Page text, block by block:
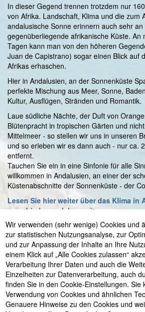
In dieser Gegend trennen trotzdem nur
von Afrika. Landschaft, Klima und die zum
andalusische Sonne erinnern auch sehr
gegenüberliegende afrikanische Küste. An
Tagen kann man von den höheren
Juan de Capistrano) sogar einen Blick auf
Afrikas erhaschen.
Hier in Andalusien, an der Sonnenküste
perfekte Mischung aus Meer, Sonne,
Kultur, Ausflügen, Stränden und Romantik.
Laue südliche Nächte, der Duft von
Blütenpracht in tropischen Gärten und
Mittelmeer - so stellen wir uns in unseren
und so erleben wir es dann auch - nur ca.
entfernt.
Tauchen Sie ein in eine Sinfonie für alle
willkommen in Andalusien, an einer der
Küstenabschnitte der Sonnenküste - der
Lesen Sie hier weiter über das Klima in
verschiedenen Jahreszeiten...
© 2001 - 2026 Astrid Irrgang•eMail:
urlaub.com •Kontakt•Telefon +49
oder +34 952528767 •Buchung • 48 h
Optionsbuchung• Wir über uns-Ihre
direkt in Nerja•Datenschutzerklärung
Wir verwenden (sehr wenige) Cookies und
zur statistischen Nutzungsanalyse, zur
und zur Anpassung der Inhalte an Ihre
einem Klick auf „Alle Cookies zulassen“
Verarbeitung Ihrer Daten und auch die
Einzelheiten zur Datenverarbeitung, auch
finden Sie in den Cookie-Einstellungen. Sie
Verwendung von Cookies und ähnlichen
Genauere Hinweise zu den Cookies und